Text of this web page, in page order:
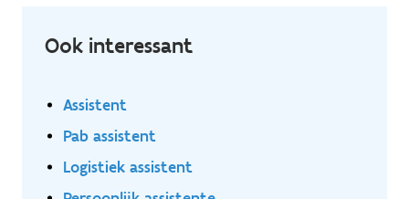
Ook interessant
Assistent
Pab assistent
Logistiek assistent